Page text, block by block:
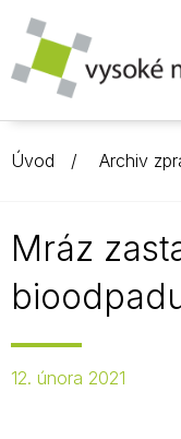
Úvod Archiv
Mráz
12. února 2021